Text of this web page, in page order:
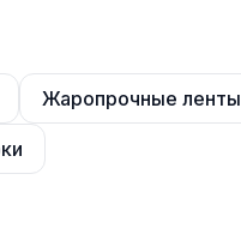
Жаропрочные ленты